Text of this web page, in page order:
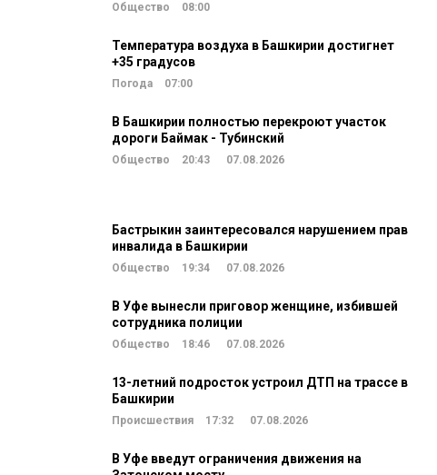
Общество 08:00
Температура воздуха в Башкирии достигнет
+35 градусов
Погода 07:00
В Башкирии полностью перекроют участок
дороги Баймак - Тубинский
Общество 20:43 07.08.2026
Бастрыкин заинтересовался нарушением прав
инвалида в Башкирии
Общество 19:34 07.08.2026
В Уфе вынесли приговор женщине, избившей
сотрудника полиции
Общество 18:46 07.08.2026
13-летний подросток устроил ДТП на трассе в
Башкирии
Происшествия 17:32 07.08.2026
В Уфе введут ограничения движения на